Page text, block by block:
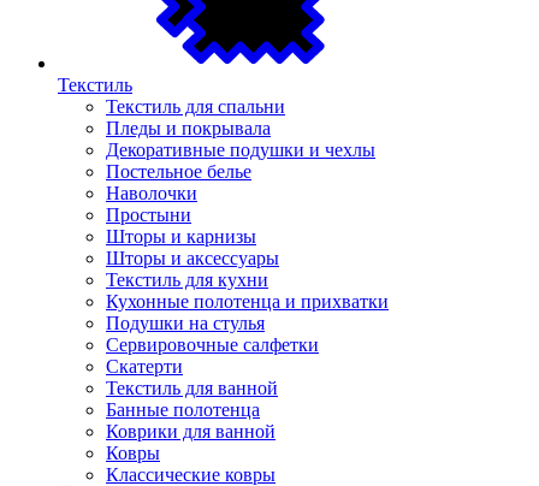
Текстиль
Текстиль для спальни
Пледы и покрывала
Декоративные подушки и чехлы
Постельное белье
Наволочки
Простыни
Шторы и карнизы
Шторы и аксессуары
Текстиль для кухни
Кухонные полотенца и прихватки
Подушки на стулья
Сервировочные салфетки
Скатерти
Текстиль для ванной
Банные полотенца
Коврики для ванной
Ковры
Классические ковры